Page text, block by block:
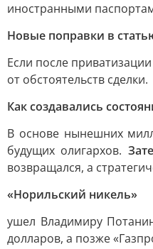
иностранными
Новые поправки в
Если после
от обстоятельств сделки.
Как создавались
В основе нынешних
будущих олигархов.
возвращался, а
«Норильский никель»
ушел Владимиру
долларов, а позже